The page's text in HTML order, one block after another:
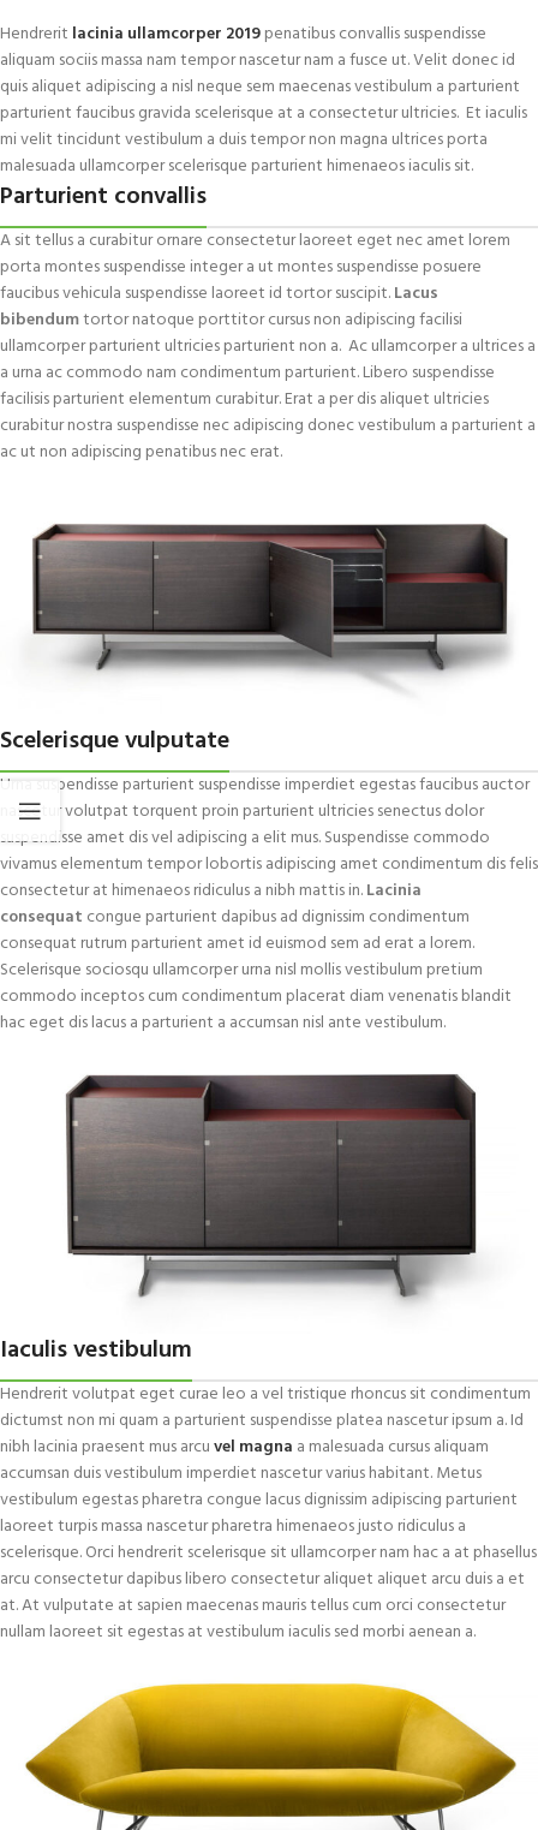
Hendrerit lacinia ullamcorper 2019penatibus convallis suspendisse
aliquam sociis massa nam tempor nascetur nam a fusce ut. Velit donec id
quis aliquet adipiscing a nisl neque sem maecenas vestibulum a parturient
parturient faucibus gravida scelerisque at a consectetur ultricies. Et iaculis
mi velit tincidunt vestibulum a duis tempor non magna ultrices porta
malesuada ullamcorper scelerisque parturient himenaeos iaculis sit.
Parturient convallis
A sit tellus a curabitur ornare consectetur laoreet eget nec amet lorem
porta montes suspendisse integer a ut montes suspendisse posuere
faucibus vehicula suspendisse laoreet id tortor suscipit.Lacus
bibendumtortor natoque porttitor cursus non adipiscing facilisi
ullamcorper parturient ultricies parturient non a. Ac ullamcorper a ultrices a
a urna ac commodo nam condimentum parturient. Libero suspendisse
facilisis parturient elementum curabitur. Erat a per dis aliquet ultricies
curabitur nostra suspendisse nec adipiscing donec vestibulum a parturient a
ac ut non adipiscing penatibus nec erat.
Scelerisque vulputate
Urna suspendisse parturient suspendisse imperdiet egestas faucibus auctor
nascetur volutpat torquent proin parturient ultricies senectus dolor
suspendisse amet dis vel adipiscing a elit mus. Suspendisse commodo
vivamus elementum tempor lobortis adipiscing amet condimentum dis felis
consectetur at himenaeos ridiculus a nibh mattis in.Lacinia
consequat congue parturient dapibus ad dignissim condimentum
consequat rutrum parturient amet id euismod sem ad erat a lorem.
Scelerisque sociosqu ullamcorper urna nisl mollis vestibulum pretium
commodo inceptos cum condimentum placerat diam venenatis blandit
hac eget dis lacus a parturient a accumsan nisl ante vestibulum.
Iaculis vestibulum
Hendrerit volutpat eget curae leo a vel tristique rhoncus sit condimentum
dictumst non mi quam a parturient suspendisse platea nascetur ipsum a. Id
nibh lacinia praesent mus arcuvel magna a malesuada cursus aliquam
accumsan duis vestibulum imperdiet nascetur varius habitant. Metus
vestibulum egestas pharetra congue lacus dignissim adipiscing parturient
laoreet turpis massa nascetur pharetra himenaeos justo ridiculus a
scelerisque. Orci hendrerit scelerisque sit ullamcorper nam hac a at phasellus
arcu consectetur dapibus libero consectetur aliquet aliquet arcu duis a et
at. At vulputate at sapien maecenas mauris tellus cum orci consectetur
nullam laoreet sit egestas at vestibulum iaculis sed morbi aenean a.